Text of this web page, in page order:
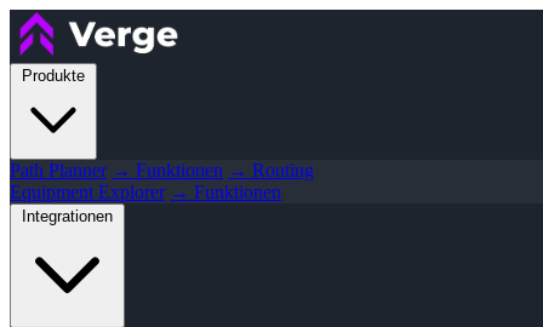
Produkte
Path Planner → Funktionen → Routing
Equipment Explorer → Funktionen
Integrationen